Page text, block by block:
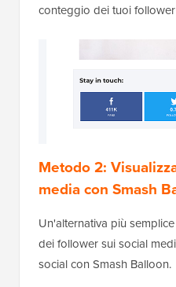
conteggio dei tuoi
Metodo 2:
media con Smash
Un'alternativa più
dei follower sui social
social con Smash Balloon.